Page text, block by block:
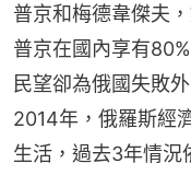
普京和梅德韋傑夫
普京在國內享有
民望卻為俄國失敗
2014年，俄羅斯經
生活，過去3年情況